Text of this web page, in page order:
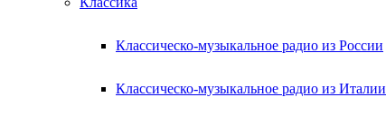
Классическо-музыкальное радио из России
Классическо-музыкальное радио из Италии